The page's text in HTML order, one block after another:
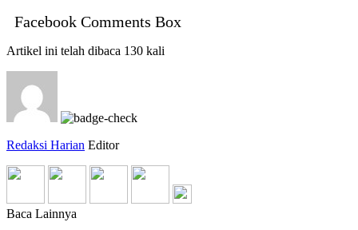
Facebook Comments Box
Artikel ini telah dibaca 130 kali
Redaksi Harian Editor
Baca Lainnya